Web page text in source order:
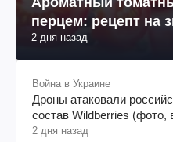
перцем: рецепт на
2 дня назад
Война в Украине
Дроны атаковали
состав Wildberries (фото,
2 дня назад